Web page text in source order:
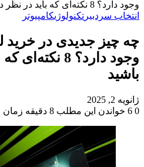
وجود دارد؟ 8 نکته‌ای که باید در نظر داشته باشید
انتخاب سردبیر تکنولوژیکامپیوتر
وجود دارد؟ 8
باشید
ژانویه 2, 2025
0
خواندن این مطلب 8 دقیقه زمان میبرد